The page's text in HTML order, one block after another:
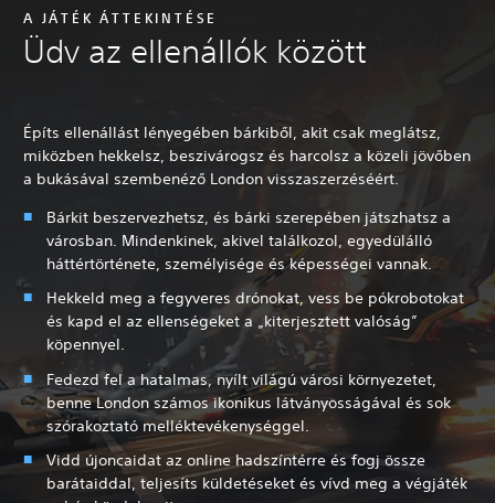
A JÁTÉK ÁTTEKINTÉSE
Üdv az ellenállók között
Építs ellenállást lényegében bárkiből, akit csak meglátsz,
miközben hekkelsz, beszivárogsz és harcolsz a közeli jövőben
a bukásával szembenéző London visszaszerzéséért.
Bárkit beszervezhetsz, és bárki szerepében játszhatsz a
városban. Mindenkinek, akivel találkozol, egyedülálló
háttértörténete, személyisége és képességei vannak.
Hekkeld meg a fegyveres drónokat, vess be pókrobotokat
és kapd el az ellenségeket a „kiterjesztett valóság”
köpennyel.
Fedezd fel a hatalmas, nyílt világú városi környezetet,
benne London számos ikonikus látványosságával és sok
szórakoztató melléktevékenységgel.
Vidd újoncaidat az online hadszíntérre és fogj össze
barátaiddal, teljesíts küldetéseket és vívd meg a végjáték